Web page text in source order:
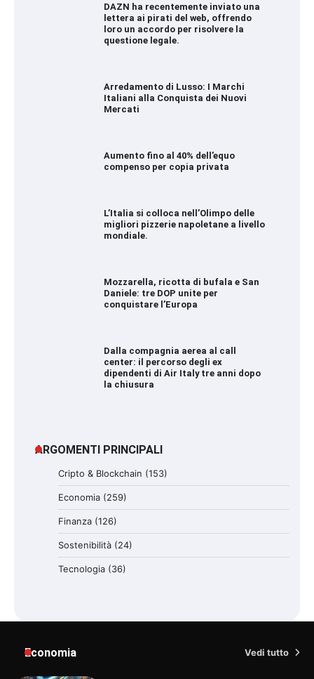
DAZN ha recentemente inviato una
lettera ai pirati del web, offrendo
loro un accordo per risolvere la
questione legale.
Arredamento di Lusso: I Marchi
Italiani alla Conquista dei Nuovi
Mercati
Aumento fino al 40% dell’equo
compenso per copia privata
L’Italia si colloca nell’Olimpo delle
migliori pizzerie napoletane a livello
mondiale.
Mozzarella, ricotta di bufala e San
Daniele: tre DOP unite per
conquistare l’Europa
Dalla compagnia aerea al call
center: il percorso degli ex
dipendenti di Air Italy tre anni dopo
la chiusura
ARGOMENTI PRINCIPALI
Cripto & Blockchain (153)
Economia (259)
Finanza (126)
Sostenibilità (24)
Tecnologia (36)
Economia Vedi tutto